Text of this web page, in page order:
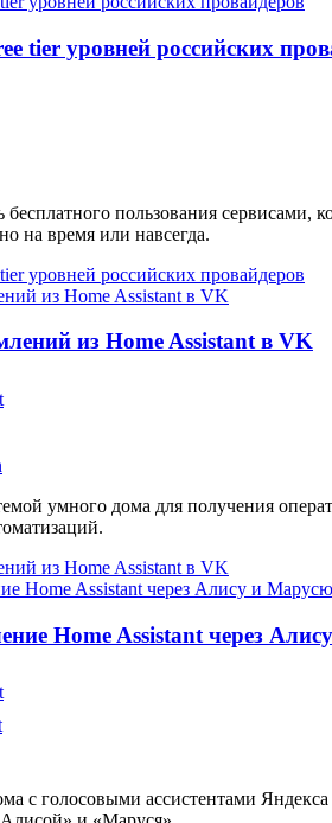
tier уровней российских
пользования
на время или навсегда.
из Home Assistant в VK
умного дома для получения
Home Assistant через
с голосовыми ассистентами